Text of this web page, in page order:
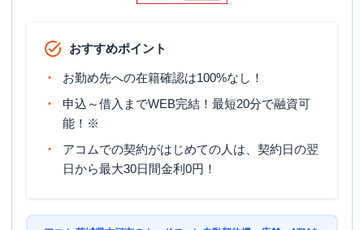
おすすめポイント
お勤め先への在籍確認は100%なし！
申込～借入までWEB完結！最短20分で融資可
能！※
アコムでの契約がはじめての人は、契約日の翌
日から最大30日間金利0円！